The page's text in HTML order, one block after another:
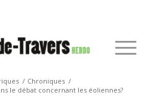
/ Chroniques /
le débat concernant les éoliennes?